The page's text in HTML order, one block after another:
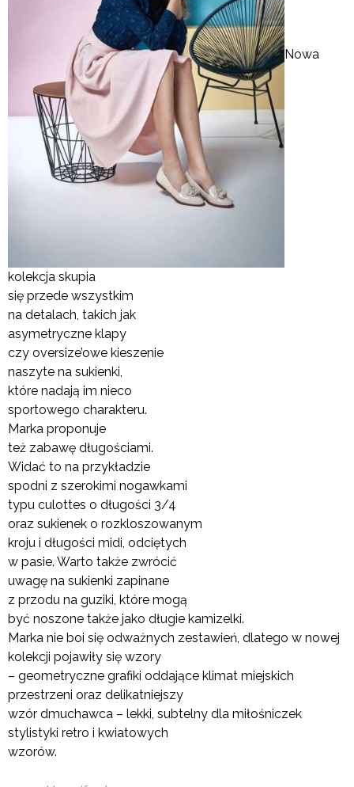
Nowa
kolekcja skupia
się przede wszystkim
na detalach, takich jak
asymetryczne klapy
czy oversize’owe kieszenie
naszyte na sukienki,
które nadają im nieco
sportowego charakteru.
Marka proponuje
też zabawę długościami.
Widać to na przykładzie
spodni z szerokimi nogawkami
typu culottes o długości 3/4
oraz sukienek o rozkloszowanym
kroju i długości midi, odciętych
w pasie. Warto także zwrócić
uwagę na sukienki zapinane
z przodu na guziki, które mogą
być noszone także jako długie kamizelki.
Marka nie boi się odważnych zestawień, dlatego w nowej
kolekcji pojawiły się wzory
– geometryczne grafiki oddające klimat miejskich
przestrzeni oraz delikatniejszy
wzór dmuchawca – lekki, subtelny dla miłośniczek
stylistyki retro i kwiatowych
wzorów.